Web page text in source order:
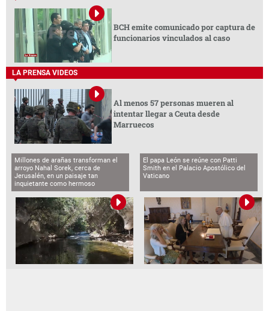
BCH emite comunicado por captura de
funcionarios vinculados al caso
LA PRENSA VIDEOS
Al menos 57 personas mueren al
intentar llegar a Ceuta desde
Marruecos
Millones de arañas transforman el
arroyo Nahal Sorek, cerca de
Jerusalén, en un paisaje tan
inquietante como hermoso
El papa León se reúne con Patti
Smith en el Palacio Apostólico del
Vaticano